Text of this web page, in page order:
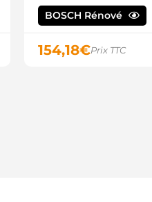
BOSCH Rénové
154,18€Prix TTC